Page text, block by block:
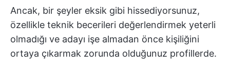
Ancak, bir şeyler eksik gibi hissediyorsunuz,
özellikle teknik becerileri değerlendirmek yeterli
olmadığı ve adayı işe almadan önce kişiliğini
ortaya çıkarmak zorunda olduğunuz profillerde.